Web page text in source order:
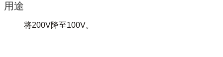
用途
将200V降至100V。